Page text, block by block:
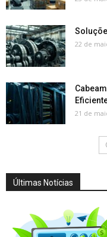
22 de
21 de
Últimas Notícias